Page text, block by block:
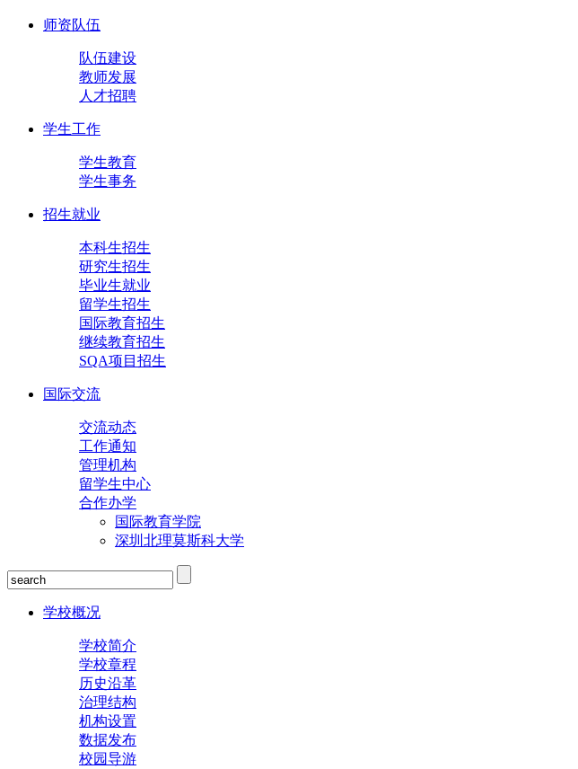
师资队伍
队伍建设
教师发展
人才招聘
学生工作
学生教育
学生事务
招生就业
本科生招生
研究生招生
毕业生就业
留学生招生
国际教育招生
继续教育招生
SQA项目招生
国际交流
交流动态
工作通知
管理机构
留学生中心
合作办学
国际教育学院
深圳北理莫斯科大学
学校概况
学校简介
学校章程
历史沿革
治理结构
机构设置
数据发布
校园导游